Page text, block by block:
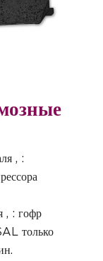
, :
, : гофр
только